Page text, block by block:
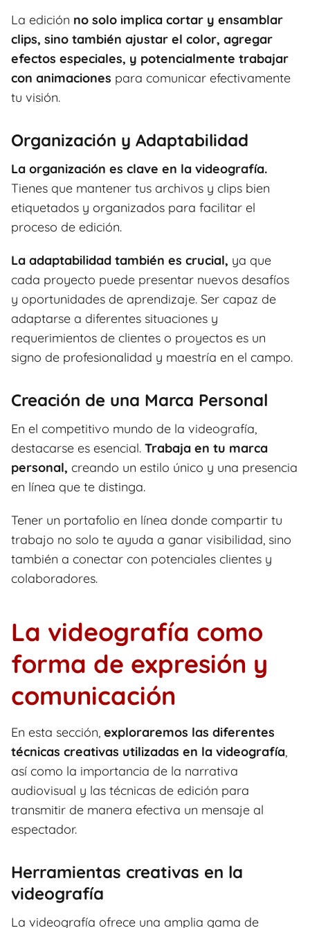
La edición no solo implica cortar y ensamblar
clips, sino también ajustar el color, agregar
efectos especiales, y potencialmente trabajar
con animaciones para comunicar efectivamente
tu visión.
Organización y Adaptabilidad
La organización es clave en la videografía.
Tienes que mantener tus archivos y clips bien
etiquetados y organizados para facilitar el
proceso de edición.
La adaptabilidad también es crucial, ya que
cada proyecto puede presentar nuevos desafíos
y oportunidades de aprendizaje. Ser capaz de
adaptarse a diferentes situaciones y
requerimientos de clientes o proyectos es un
signo de profesionalidad y maestría en el campo.
Creación de una Marca Personal
En el competitivo mundo de la videografía,
destacarse es esencial. Trabaja en tu marca
personal, creando un estilo único y una presencia
en línea que te distinga.
Tener un portafolio en línea donde compartir tu
trabajo no solo te ayuda a ganar visibilidad, sino
también a conectar con potenciales clientes y
colaboradores.
La videografía como
forma de expresión y
comunicación
En esta sección, exploraremos las diferentes
técnicas creativas utilizadas en la videografía,
así como la importancia de la narrativa
audiovisual y las técnicas de edición para
transmitir de manera efectiva un mensaje al
espectador.
Herramientas creativas en la
videografía
La videografía ofrece una amplia gama de